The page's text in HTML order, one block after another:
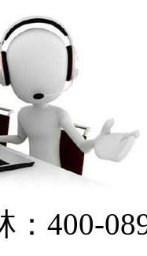
：400-